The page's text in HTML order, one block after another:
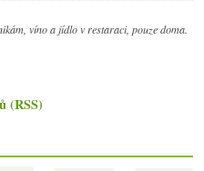
víno a jídlo v restaraci, pouze doma.
(RSS)